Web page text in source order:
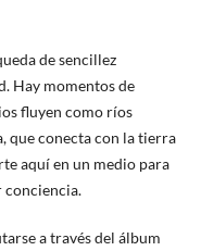
de sencillez
Hay momentos de
fluyen como ríos
que conecta con la tierra
aquí en un medio para
conciencia.
a través del álbum